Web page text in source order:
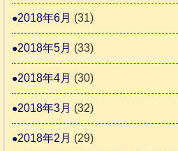
2018年6月 (31)
2018年5月 (33)
2018年4月 (30)
2018年3月 (32)
2018年2月 (29)